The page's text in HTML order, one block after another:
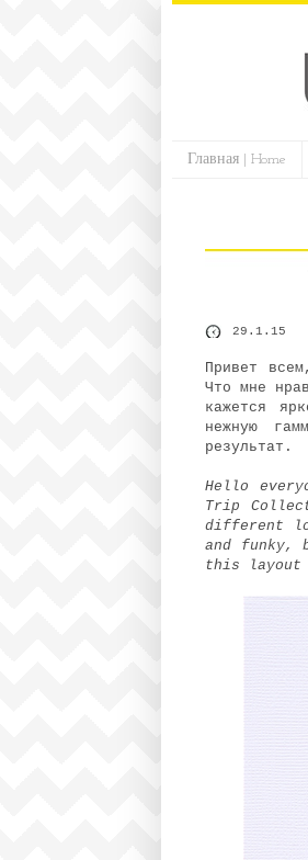
Главная | Home
29.1.15
Привет
Что мне
кажется
нежную
результат.
Hello
Trip
different
and funky,
this layout